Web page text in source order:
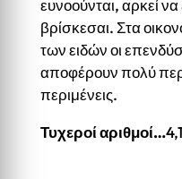
ευνοούνται, αρκεί
βρίσκεσαι. Στα
των ειδών οι
αποφέρουν πολύ
περιμένεις.
Τυχεροί αριθμοί…